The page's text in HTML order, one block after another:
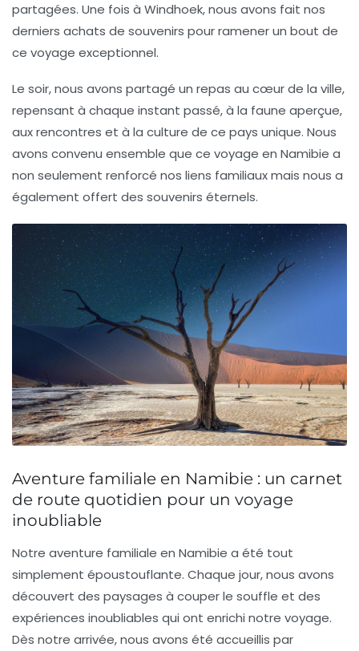
partagées. Une fois à Windhoek, nous avons fait nos
derniers achats de souvenirs pour ramener un bout de
ce voyage exceptionnel.
Le soir, nous avons partagé un repas au cœur de la ville,
repensant à chaque instant passé, à la faune aperçue,
aux rencontres et à la culture de ce pays unique. Nous
avons convenu ensemble que ce voyage en Namibie a
non seulement renforcé nos liens familiaux mais nous a
également offert des souvenirs éternels.
Aventure familiale en Namibie : un carnet
de route quotidien pour un voyage
inoubliable
Notre aventure familiale en Namibie a été tout
simplement époustouflante. Chaque jour, nous avons
découvert des paysages à couper le souffle et des
expériences inoubliables qui ont enrichi notre voyage.
Dès notre arrivée, nous avons été accueillis par